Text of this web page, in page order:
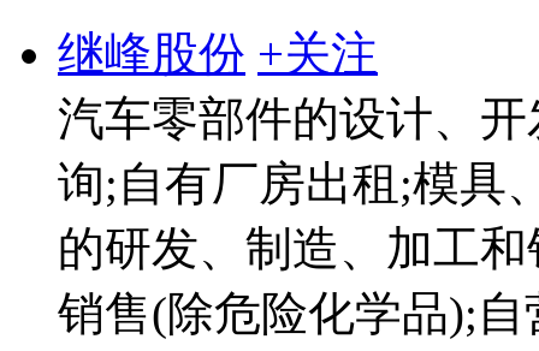
继峰股份 +关注
汽车零部件的设计、
询;自有厂房出租;模具
的研发、制造、加工
销售(除危险化学品);